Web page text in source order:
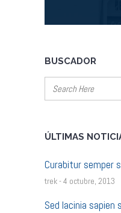
BUSCADOR
ÚLTIMAS
Curabitur semper
trek - 4 octubre, 2013
Sed lacinia